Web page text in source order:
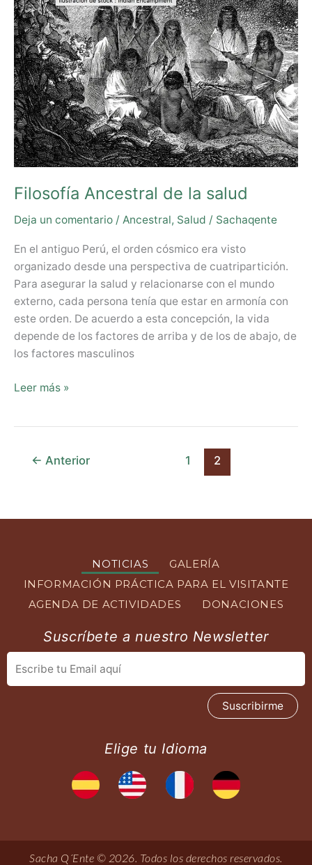
Filosofía Ancestral de la salud
Deja un comentario / Ancestral, Salud / Sachaqente
En el antiguo Perú, el orden cósmico era visto
organizado desde una perspectiva de cuatripartición.
Para asegurar la salud y relacionarse con el mundo
externo, cada persona tenía que estar en armonía con
este orden. De acuerdo a esta concepción, la vida
depende de los factores de arriba y de los de abajo, de
los factores masculinos
Leer más »
← Anterior 1 2
NOTICIAS
GALERÍA
INFORMACIÓN PRÁCTICA PARA EL VISITANTE
AGENDA DE ACTIVIDADES
DONACIONES
Suscríbete a nuestro Newsletter
Elige tu Idioma
Sacha Q´Ente © 2026. Todos los derechos reservados.